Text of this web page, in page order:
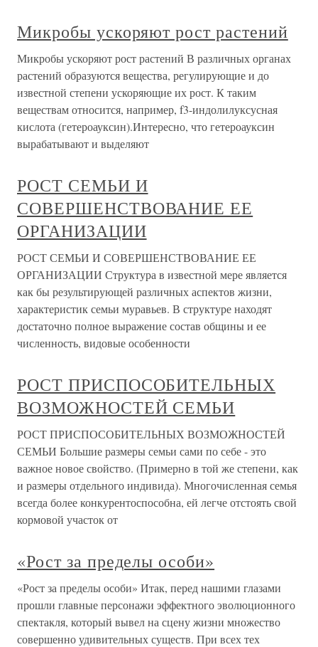
Микробы ускоряют рост растений
Микробы ускоряют рост растений В различных органах
растений образуются вещества, регулирующие и до
известной степени ускоряющие их рост. К таким
веществам относится, например, f3-индолилуксусная
кислота (гетероауксин).Интересно, что гетероауксин
вырабатывают и выделяют
РОСТ СЕМЬИ И
СОВЕРШЕНСТВОВАНИЕ ЕЕ
ОРГАНИЗАЦИИ
РОСТ СЕМЬИ И СОВЕРШЕНСТВОВАНИЕ ЕЕ
ОРГАНИЗАЦИИ Структура в известной мере является
как бы результирующей различных аспектов жизни,
характеристик семьи муравьев. В структуре находят
достаточно полное выражение состав общины и ее
численность, видовые особенности
РОСТ ПРИСПОСОБИТЕЛЬНЫХ
ВОЗМОЖНОСТЕЙ СЕМЬИ
РОСТ ПРИСПОСОБИТЕЛЬНЫХ ВОЗМОЖНОСТЕЙ
СЕМЬИ Большие размеры семьи сами по себе - это
важное новое свойство. (Примерно в той же степени, как
и размеры отдельного индивида). Многочисленная семья
всегда более конкурентоспособна, ей легче отстоять свой
кормовой участок от
«Рост за пределы особи»
«Рост за пределы особи» Итак, перед нашими глазами
прошли главные персонажи эффектного эволюционного
спектакля, который вывел на сцену жизни множество
совершенно удивительных существ. При всех тех